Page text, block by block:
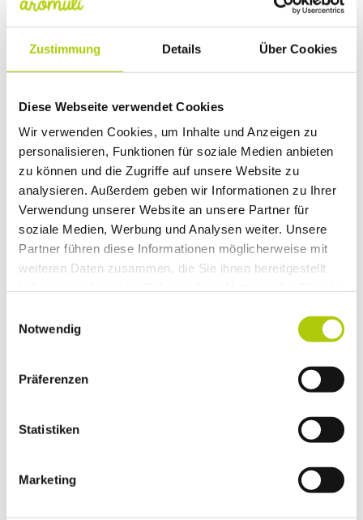
Zustimmung Details Über Cookies
Diese Webseite verwendet Cookies
Wir verwenden Cookies, um Inhalte und Anzeigen zu
personalisieren, Funktionen für soziale Medien anbieten
zu können und die Zugriffe auf unsere Website zu
analysieren. Außerdem geben wir Informationen zu Ihrer
Verwendung unserer Website an unsere Partner für
soziale Medien, Werbung und Analysen weiter. Unsere
Partner führen diese Informationen möglicherweise mit
weiteren Daten zusammen, die Sie ihnen bereitgestellt
Notwendig
Präferenzen
Statistiken
Marketing
Lutschen und Würzen), die mit 100%
naturreinem ätherischenZitronen*-,
Pfefferminz*-, Lemongras-Öl, u.a.in
höchster Qualität in liebevoller
(mit *-gekennzeichnete Öle = zertifizierte
Bio-Qualität). Es handelt sich dabei um ein
rein pflanzliches Lebensmittel (KEIN
Nahrungsergänzungs- oder Arzneimittel!).
Was sind Aromaextrakte?
Pflanzen produzieren u.a. Aromastoffe (z.B.
in Form von ätherischen Ölen) um
miteinander zu kommunizieren und um
Pflanzen werden u.a. in der Kosmetik, für
Getränken verwendet. Werden ätherische
Birkenzucker oder Xylitol genannt) ist ein